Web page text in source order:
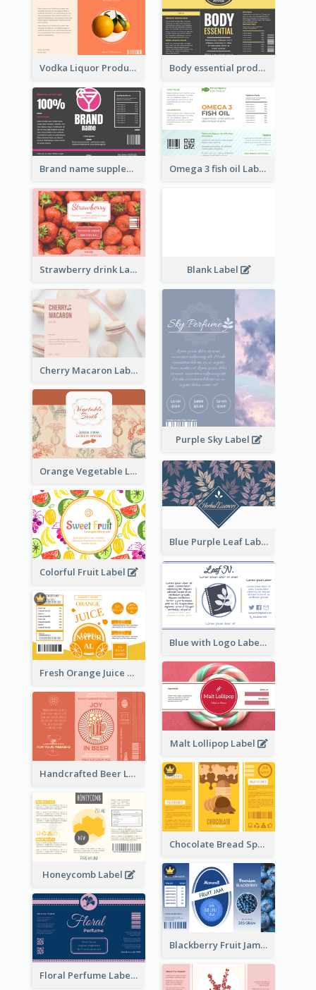
Vodka Liquor Product Label Body essential product label
Brand name supplement Label Omega 3 fish oil Label
Strawberry drink Label Blank Label
Cherry Macaron Label
Purple Sky Label
Orange Vegetable Label
Blue Purple Leaf Label
Colorful Fruit Label
Blue with Logo Label
Fresh Orange Juice Label
Malt Lollipop Label
Handcrafted Beer Label
Chocolate Bread Spread Label
Honeycomb Label
Blackberry Fruit Jam Label
Floral Perfume Label